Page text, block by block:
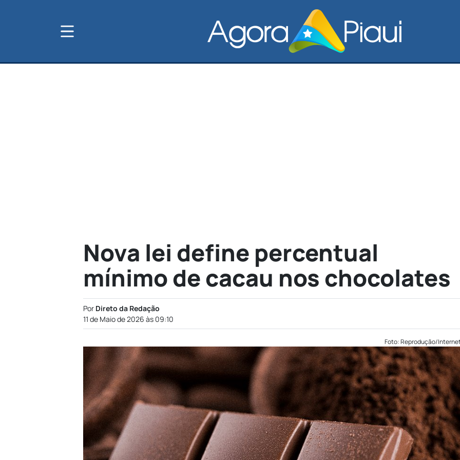
Nova lei define percentual
mínimo de cacau nos chocolates
Por Direto da Redação
11 de Maio de 2026 às 09:10
Foto: Reprodução/